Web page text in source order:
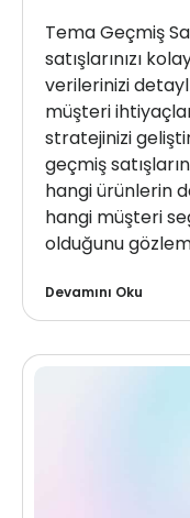
Tema Geçmiş
satışlarınızı
verilerinizi
müşteri
stratejinizi
geçmiş
hangi ürünlerin
hangi müşteri
olduğunu
Devamını Oku